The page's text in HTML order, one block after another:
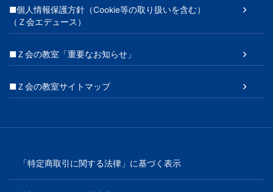
■個人情報保護方針（Cookie等の取り扱いを含む）
（Ｚ会エデュース）
■Ｚ会の教室「重要なお知らせ」
■Ｚ会の教室サイトマップ
「特定商取引に関する法律」に基づく表示